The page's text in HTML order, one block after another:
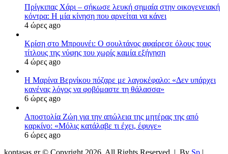
Πρίγκιπας Χάρι – σήκωσε λευκή σημαία στην οικογενειακή
κόντρα: Η μία κίνηση που αρνείται να κάνει
4 ώρες ago
Κρίση στο Μπρουνέι: Ο σουλτάνος αφαίρεσε όλους τους
τίτλους της νύφης του χωρίς καμία εξήγηση
4 ώρες ago
Η Μαρίνα Βερνίκου πόζαρε με λαγοκέφαλο: «Δεν υπάρχει
κανένας λόγος να φοβόμαστε τη θάλασσα»
6 ώρες ago
Αποστολία Ζώη για την απώλεια της μητέρας της από
καρκίνο: «Μόλις κατάλαβε τι έχει, έφυγε»
6 ώρες ago
kontasas.gr © Copyright 2026, All Rights Reserved | By Sp |